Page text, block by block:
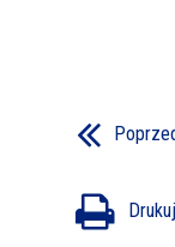
Drukuj